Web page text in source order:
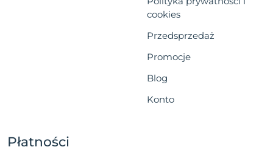
cookies
Przedsprzedaż
Promocje
Blog
Konto
Płatności